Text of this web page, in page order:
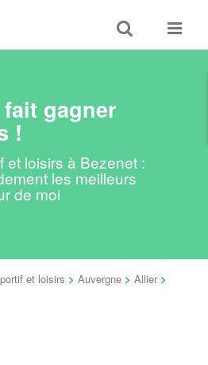
Toggle
search
Toggle
gagner
!
et loisirs à Bezenet :
les meilleurs
de moi
et loisirs > Auvergne > Allier >